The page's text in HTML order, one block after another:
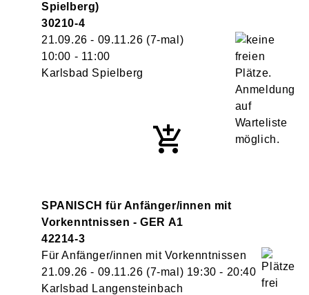
Spielberg)
30210-4
21.09.26 - 09.11.26 (7-mal)
10:00 - 11:00
Karlsbad Spielberg
SPANISCH für Anfänger/innen mit
Vorkenntnissen - GER A1
42214-3
Für Anfänger/innen mit Vorkenntnissen
21.09.26 - 09.11.26 (7-mal) 19:30 - 20:40
Karlsbad Langensteinbach